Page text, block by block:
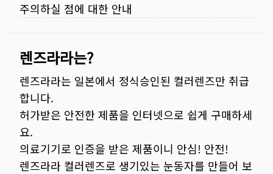
주의하실 점에 대한 안내
렌즈라라는?
렌즈라라는 일본에서 정식승인된 컬러렌즈만 취급
합니다.
허가받은 안전한 제품을 인터넷으로 쉽게 구매하세
요.
의료기기로 인증을 받은 제품이니 안심! 안전!
렌즈라라 컬러렌즈로 생기있는 눈동자를 만들어 보